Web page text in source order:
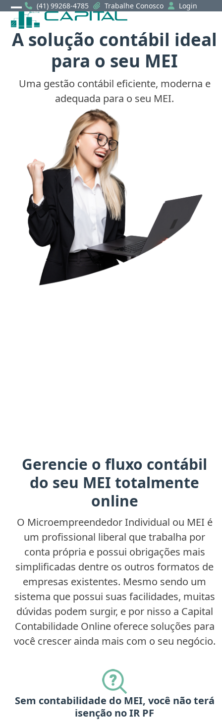
Skip
content
(41) 99268-4785 Trabalhe Conosco Login
Open
mobile
Close
mobile
A solução contábil ideal
para o seu MEI
Uma gestão contábil eficiente, moderna e
adequada para o seu MEI.
Gerencie o fluxo contábil
do seu MEI totalmente
online
O Microempreendedor Individual ou MEI é
um profissional liberal que trabalha por
conta própria e possui obrigações mais
simplificadas dentre os outros formatos de
empresas existentes. Mesmo sendo um
sistema que possui suas facilidades, muitas
dúvidas podem surgir, e por nisso a Capital
Contabilidade Online oferece soluções para
você crescer ainda mais com o seu negócio.
Sem contabilidade do MEI, você não terá
isenção no IR PF